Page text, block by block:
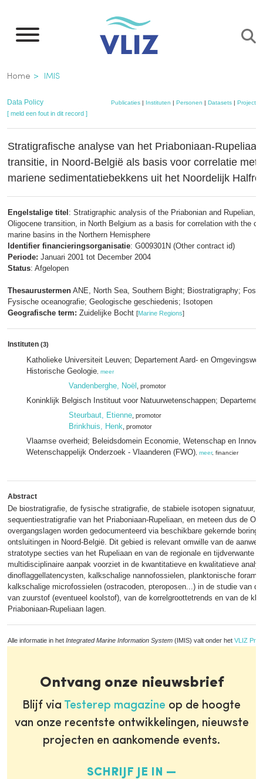
naar
inhoud
gaan
Kruimelpad
Home IMIS
Data Policy Publicaties | Instituten | Personen | Datasets | Projecten
[ meld een fout in dit record ]
Stratigrafische analyse van het Priaboniaan-
transitie, in Noord-België als basis voor correlatie met
mariene sedimentatiebekkens uit het Noordelijk
Engelstalige titel : Stratigraphic analysis of the Priabonian and Rupelian,
Oligocene transition, in North Belgium as a basis for correlation with the
marine basins in the Northern Hemisphere
Identifier financieringsorganisatie: G009301N (Other contract id)
Periode: Januari 2001 tot December 2004
Status: Afgelopen
Thesaurustermen ANE, North Sea, Southern Bight; Biostratigraphy;
Fysische oceanografie; Geologische geschiedenis; Isotopen
Geografische term: Zuidelijke Bocht [Marine Regions]
Instituten (3)
Katholieke Universiteit Leuven; Departement Aard- en
Historische Geologie meer
Vandenberghe, Noël , promotor
Koninklijk Belgisch Instituut voor Natuurwetenschappen;
Steurbaut, Etienne , promotor
Brinkhuis, Henk , promotor
Vlaamse overheid; Beleidsdomein Economie, Wetenschap en
Wetenschappelijk Onderzoek - Vlaanderen (FWO) meer, financier
Abstract
De biostratigrafie, de fysische stratigrafie, de stabiele isotopen signatuur,
sequentiestratigrafie van het Priaboniaan-Rupeliaan, en meteen dus de
overgangslagen worden gedocumenteerd via beschikbare gekernde
ontsluitingen in Noord-België. Dit gebied is relevant omwille van de
stratotype secties van het Rupeliaan en van de regionale en tijdverwante
multidisciplinaire aanpak voorziet in de kwantitatieve en kwalitatieve
dinoflaggellatencysten, kalkschalige nannofossielen, planktonische
kalkschalige microfossielen (ostracoden, pteroposen...) in de studie van
van zuurstof (eventueel koolstof), van de korrelgroottetrends en van de
Priaboniaan-Rupeliaan lagen.
Alle informatie in het Integrated Marine Information System (IMIS) valt onder het VLIZ
Ontvang onze nieuwsbrief
Blijf via Testerep magazine op de hoogte
van onze recentste ontwikkelingen, nieuwste
projecten en aankomende events.
SCHRIJF JE IN